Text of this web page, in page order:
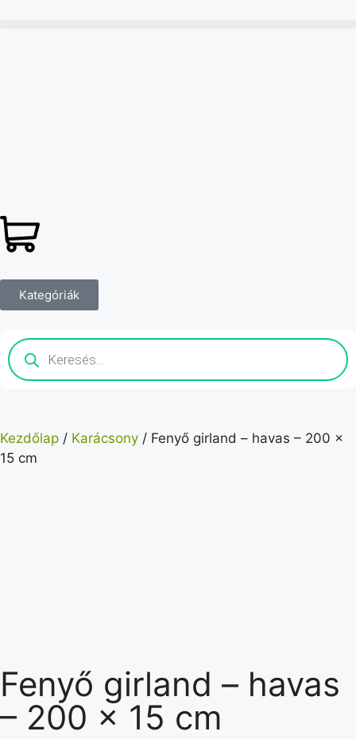
Kategóriák
Kezdőlap / Karácsony / Fenyő girland – havas – 200 x
15 cm
Fenyő girland – havas
– 200 x 15 cm